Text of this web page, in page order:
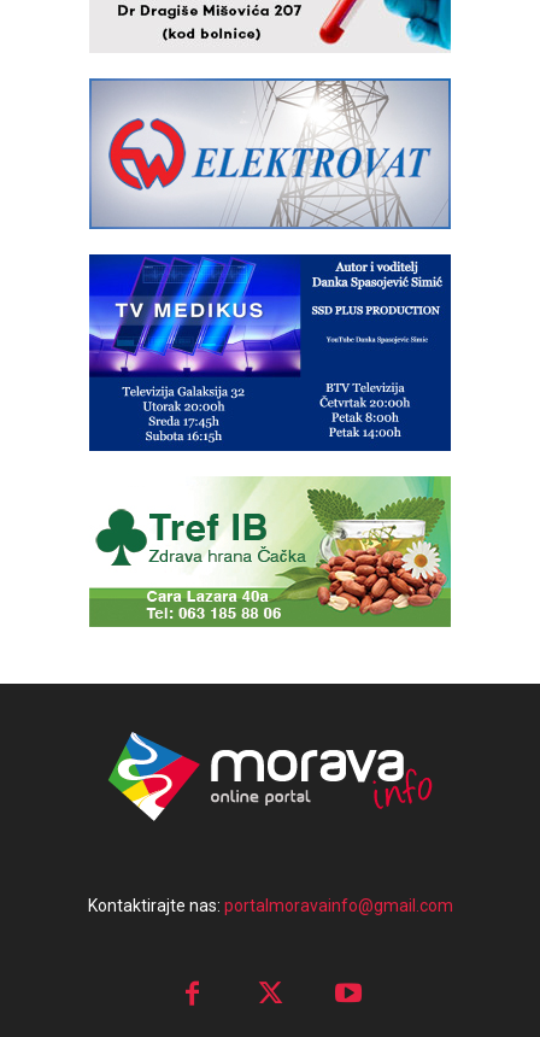
Kontaktirajte nas: portalmoravainfo@gmail.com